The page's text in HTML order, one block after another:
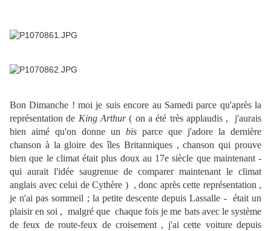
Bon Dimanche ! moi je suis encore au Samedi parce qu'après la
représentation de King Arthur( on a été très applaudis , j'aurais
bien aimé qu'on donne un bis parce que j'adore la dernière
chanson à la gloire des îles Britanniques , chanson qui prouve
bien que le climat était plus doux au 17e siècle que maintenant -
qui aurait l'idée saugrenue de comparer maintenant le climat
anglais avec celui de Cythère ) , donc après cette représentation ,
je n'ai pas sommeil ; la petite descente depuis Lassalle - était un
plaisir en soi , malgré que chaque fois je me bats avec le système
de feux de route-feux de croisement , j'ai cette voiture depuis